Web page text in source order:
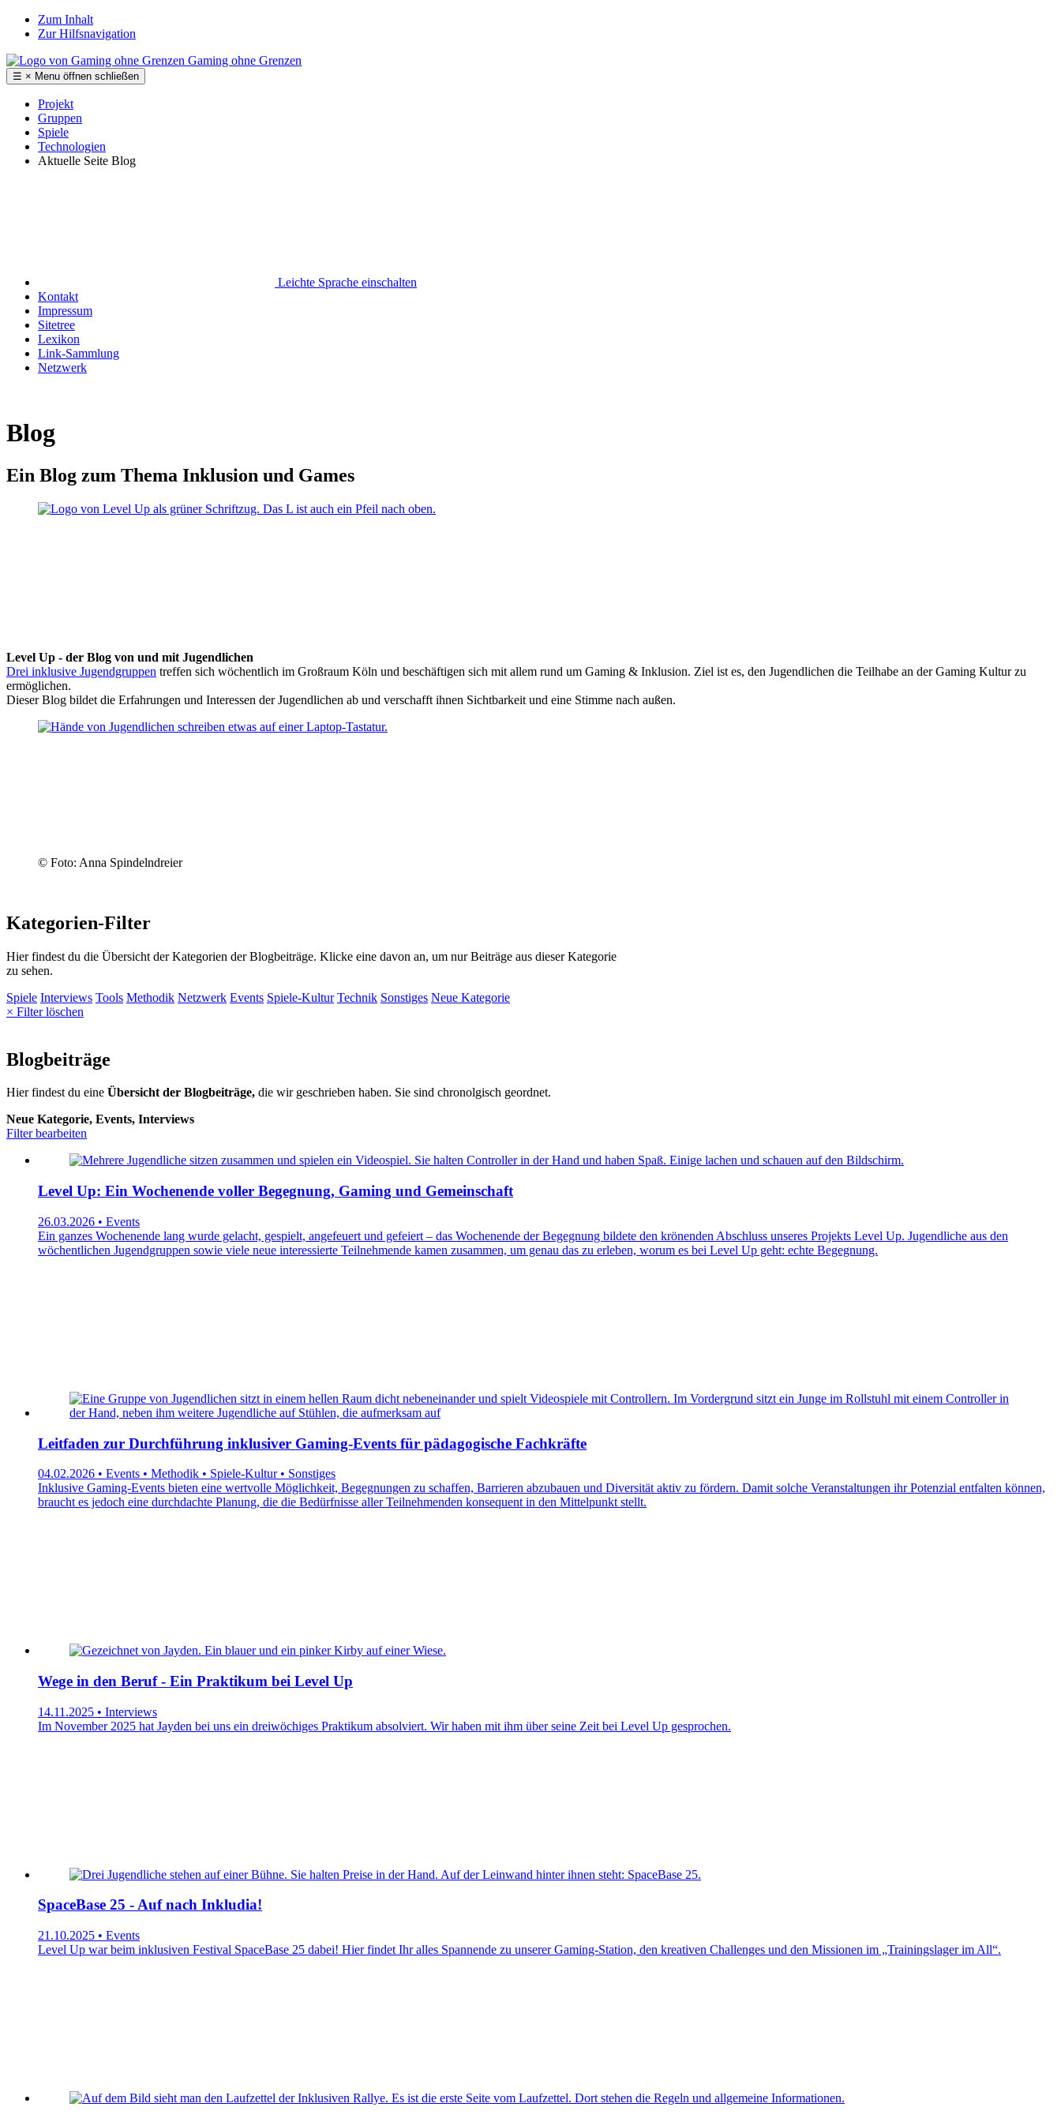
Zum Inhalt
Zur Hilfsnavigation
Gaming ohne Grenzen
☰ × Menu öffnen schließen
Projekt
Gruppen
Spiele
Technologien
Aktuelle Seite Blog
Leichte Sprache einschalten
Kontakt
Impressum
Sitetree
Lexikon
Link-Sammlung
Netzwerk
Blog
Ein Blog zum Thema Inklusion und Games
Level Up - der Blog von und mit Jugendlichen
Drei inklusive Jugendgruppen treffen sich wöchentlich im Großraum Köln und beschäftigen sich mit allem rund um Gaming & Inklusion. Ziel ist es, den Jugendlichen die Teilhabe an der Gaming Kultur zu
ermöglichen.
Dieser Blog bildet die Erfahrungen und Interessen der Jugendlichen ab und verschafft ihnen Sichtbarkeit und eine Stimme nach außen.
© Foto: Anna Spindelndreier
Kategorien-Filter
Hier findest du die Übersicht der Kategorien der Blogbeiträge. Klicke eine davon an, um nur Beiträge aus dieser Kategorie
zu sehen.
Spiele Interviews Tools Methodik Netzwerk Events Spiele-Kultur Technik Sonstiges Neue Kategorie
× Filter löschen
Blogbeiträge
Hier findest du eine Übersicht der Blogbeiträge, die wir geschrieben haben. Sie sind chronolgisch geordnet.
Neue Kategorie, Events, Interviews
Filter bearbeiten
Level Up: Ein Wochenende voller Begegnung, Gaming und Gemeinschaft
26.03.2026 • Events
Ein ganzes Wochenende lang wurde gelacht, gespielt, angefeuert und gefeiert – das Wochenende der Begegnung bildete den krönenden Abschluss unseres Projekts Level Up. Jugendliche aus den
wöchentlichen Jugendgruppen sowie viele neue interessierte Teilnehmende kamen zusammen, um genau das zu erleben, worum es bei Level Up geht: echte Begegnung.
Leitfaden zur Durchführung inklusiver Gaming-Events für pädagogische Fachkräfte
04.02.2026 • Events • Methodik • Spiele-Kultur • Sonstiges
Inklusive Gaming-Events bieten eine wertvolle Möglichkeit, Begegnungen zu schaffen, Barrieren abzubauen und Diversität aktiv zu fördern. Damit solche Veranstaltungen ihr Potenzial entfalten können,
braucht es jedoch eine durchdachte Planung, die die Bedürfnisse aller Teilnehmenden konsequent in den Mittelpunkt stellt.
Wege in den Beruf - Ein Praktikum bei Level Up
14.11.2025 • Interviews
Im November 2025 hat Jayden bei uns ein dreiwöchiges Praktikum absolviert. Wir haben mit ihm über seine Zeit bei Level Up gesprochen.
SpaceBase 25 - Auf nach Inkludia!
21.10.2025 • Events
Level Up war beim inklusiven Festival SpaceBase 25 dabei! Hier findet Ihr alles Spannende zu unserer Gaming-Station, den kreativen Challenges und den Missionen im „Trainingslager im All“.